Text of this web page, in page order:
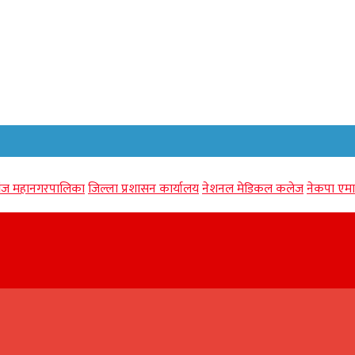
महानगरपालिकाजिल्ला प्रशासन कार्यालयनेशनल मेडिकल कलेजनेकपा